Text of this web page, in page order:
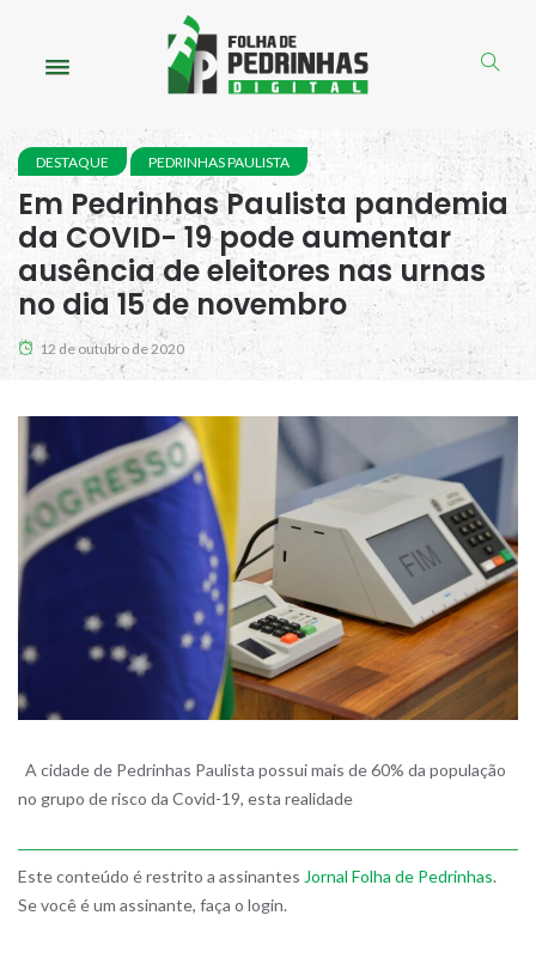
DESTAQUE PEDRINHAS PAULISTA
Em Pedrinhas Paulista pandemia
da COVID- 19 pode aumentar
ausência de eleitores nas urnas
no dia 15 de novembro
12 de outubro de 2020
A cidade de Pedrinhas Paulista possui mais de 60% da população
no grupo de risco da Covid-19, esta realidade
Este conteúdo é restrito a assinantes Jornal Folha de Pedrinhas.
Se você é um assinante, faça o login.